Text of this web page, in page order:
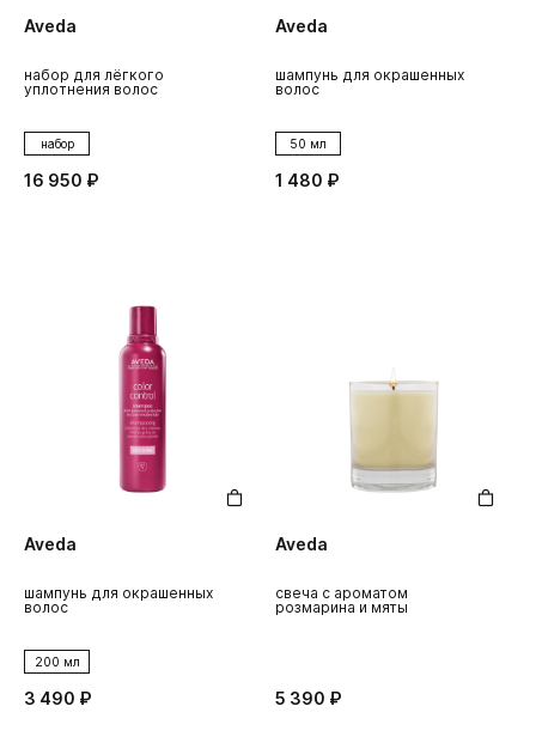
Aveda
набор для лёгкого
уплотнения волос
набор
16 950 ₽
Aveda
шампунь для окрашенных
волос
50 мл
1 480 ₽
Aveda
шампунь для окрашенных
волос
200 мл
3 490 ₽
Aveda
свеча с ароматом
розмарина и мяты
5 390 ₽